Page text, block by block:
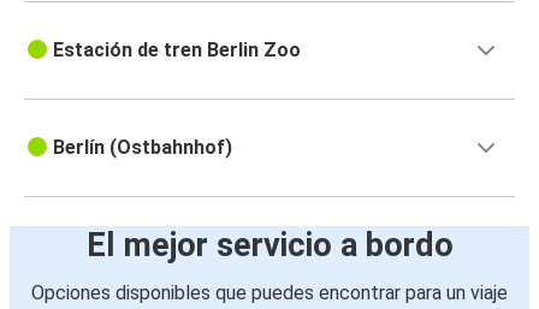
Estación de tren Berlin Zoo
Berlín (Ostbahnhof)
El mejor servicio a bordo
Opciones disponibles que puedes encontrar para un viaje